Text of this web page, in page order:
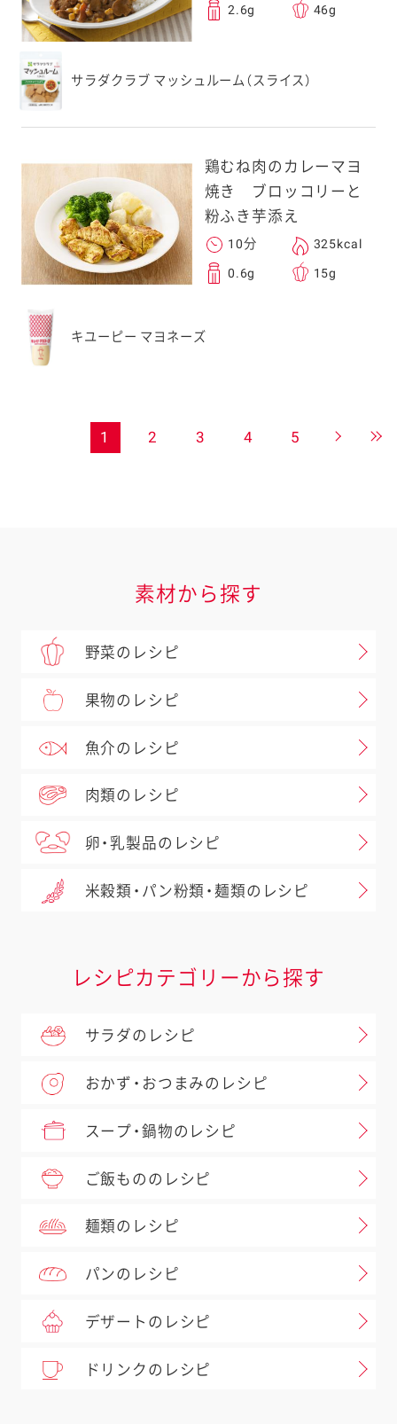
2.6g 46g
サラダクラブ マッシュルーム（スライス）
鶏むね肉のカレーマヨ
焼き ブロッコリーと
粉ふき芋添え
10分 325kcal
0.6g 15g
キユーピー マヨネーズ
1 2 3 4 5
素材から探す
野菜のレシピ
果物のレシピ
魚介のレシピ
肉類のレシピ
卵・乳製品のレシピ
米穀類・パン粉類・麺類のレシピ
レシピカテゴリーから探す
サラダのレシピ
おかず・おつまみのレシピ
スープ・鍋物のレシピ
ご飯もののレシピ
麺類のレシピ
パンのレシピ
デザートのレシピ
ドリンクのレシピ